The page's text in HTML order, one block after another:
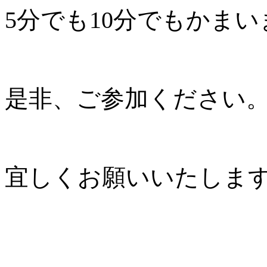
5分でも10分でもかま
是非、ご参加ください
宜しくお願いいたしま